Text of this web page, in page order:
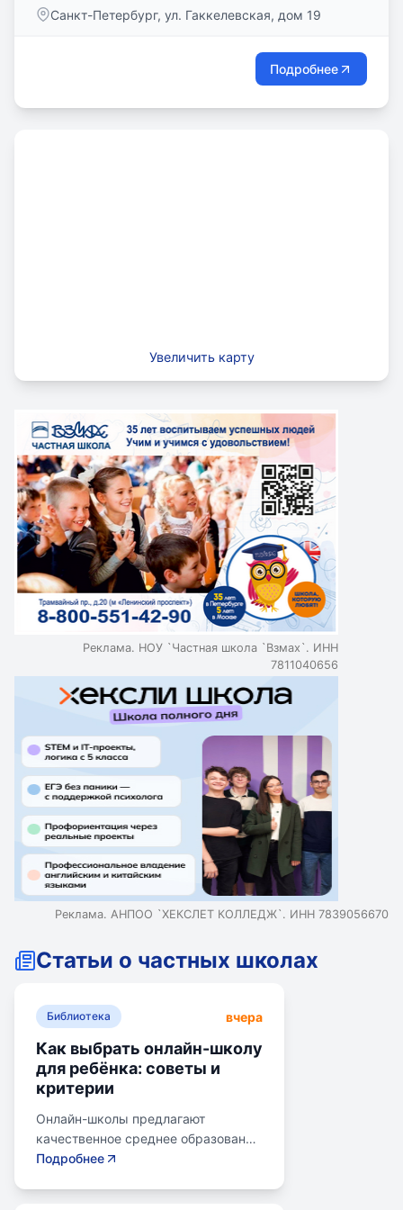
современными проекторами, интерактивными
аппаратурой и комфортным пространством для
отдыха ждут школьников 3-10 классов.
Санкт-Петербург, ул. Гаккелевская, дом 19
Подробнее
Увеличить карту
Реклама. НОУ `Частная школа `Взмах`. ИНН
7811040656
Реклама. АНПОО `ХЕКСЛЕТ КОЛЛЕДЖ`. ИНН 7839056670
Статьи о частных школах
Библиотека вчера
Как выбрать онлайн-школу
для ребёнка: советы и
критерии
Онлайн-школы предлагают
качественное среднее образование
без привязки к району. Важно
Подробнее